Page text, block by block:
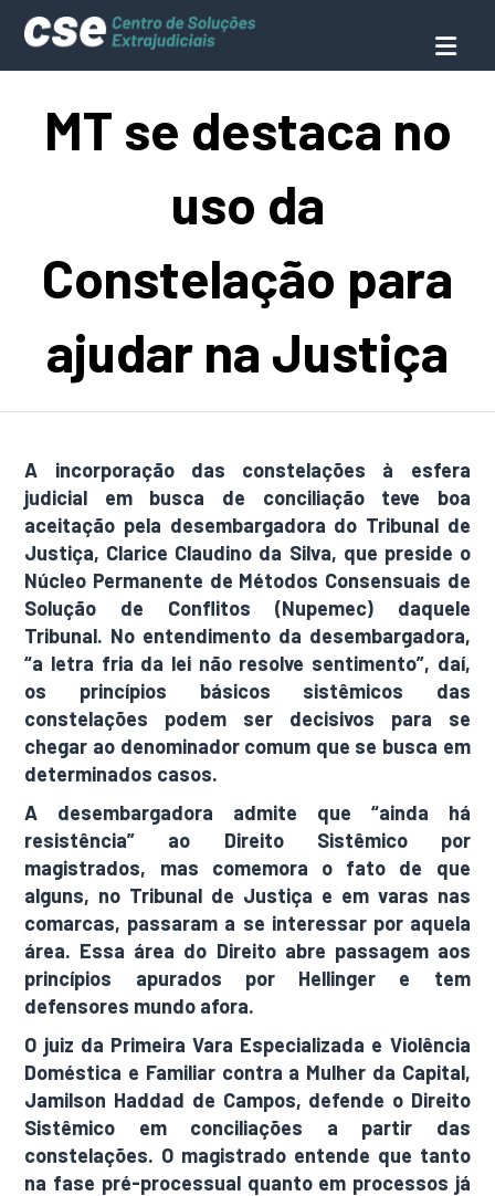
MT se destaca no
uso da
Constelação para
ajudar na Justiça
A incorporação das constelações à esfera
judicial em busca de conciliação teve boa
aceitação pela desembargadora do Tribunal de
Justiça, Clarice Claudino da Silva, que preside o
Núcleo Permanente de Métodos Consensuais de
Solução de Conflitos (Nupemec) daquele
Tribunal. No entendimento da desembargadora,
“a letra fria da lei não resolve sentimento”, daí,
os princípios básicos sistêmicos das
constelações podem ser decisivos para se
chegar ao denominador comum que se busca em
determinados casos.
A desembargadora admite que “ainda há
resistência” ao Direito Sistêmico por
magistrados, mas comemora o fato de que
alguns, no Tribunal de Justiça e em varas nas
comarcas, passaram a se interessar por aquela
área. Essa área do Direito abre passagem aos
princípios apurados por Hellinger e tem
defensores mundo afora.
O juiz da Primeira Vara Especializada e Violência
Doméstica e Familiar contra a Mulher da Capital,
Jamilson Haddad de Campos, defende o Direito
Sistêmico em conciliações a partir das
constelações. O magistrado entende que tanto
na fase pré-processual quanto em processos já